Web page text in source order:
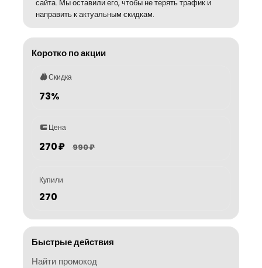
сайта. Мы оставили его, чтобы не терять трафик и
направить к актуальным скидкам.
Коротко по акции
Скидка
73%
Цена
270 ₽ 990 ₽
Купили
270
Быстрые действия
Найти промокод